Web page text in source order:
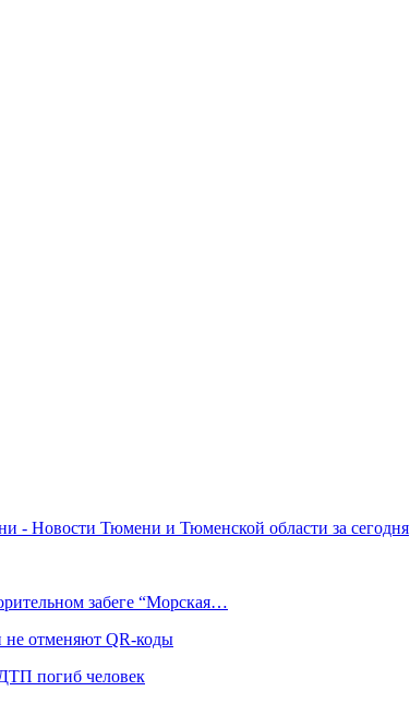
- Новости Тюмени и Тюменской области за сегодня
забеге “Морская…
не отменяют QR-коды
погиб человек